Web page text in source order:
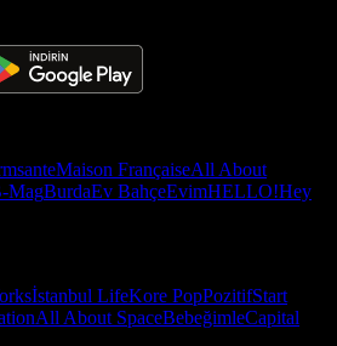
Maison FrançaiseAll About
MagBurdaEv BahçeEvimHELLO!Hey
İstanbul LifeKore PopPozitifStart
All About SpaceBebeğimleCapital